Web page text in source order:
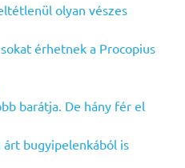
olyan vészes
érhetnek a Procopius
barátja. De hány fér el
bugyipelenkából is